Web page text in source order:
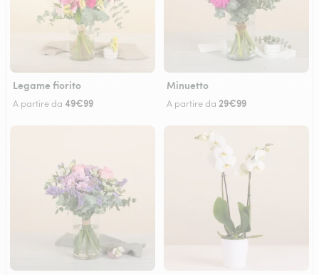
Legame fiorito
A partire da 49€99
Minuetto
A partire da 29€99